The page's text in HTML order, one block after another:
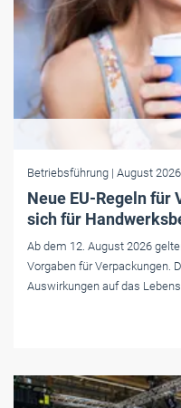
Betriebsführung | August 2026
Neue EU-Regeln für
sich für
Ab dem 12. August 2026
Vorgaben für Verpackungen.
Auswirkungen auf das